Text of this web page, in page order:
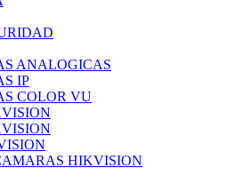
ANALOGICAS
IP
COLOR VU
HIKVISION